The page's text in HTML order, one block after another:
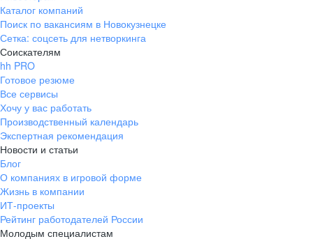
706 каб.
+7 861 205-55-57
pr@krd.hh.ru
Владивосток
пер. Ланинский д. 4, офис 3.4
+7 423 202-33-28
pr@dv.hh.ru
Новосибирск
ул. Большевистская, д. 35,
помещение 21
+7 383 207-94-64
Каталог компаний
Поиск по вакансиям в Новокузнецке
Сетка: соцсеть для нетворкинга
Соискателям
hh PRO
Готовое резюме
Все сервисы
Хочу у вас работать
Производственный календарь
Экспертная рекомендация
Новости и статьи
Блог
О компаниях в игровой форме
Жизнь в компании
ИТ-проекты
Рейтинг работодателей России
Молодым специалистам